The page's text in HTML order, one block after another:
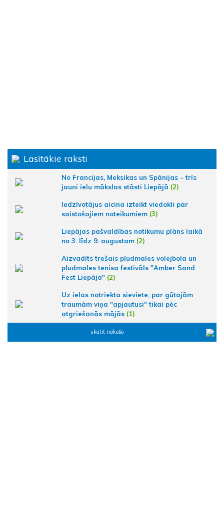
Lasītākie raksti
No Francijas, Meksikas un Spānijas – trīs
jauni ielu mākslas stāsti Liepājā (2)
Iedzīvotājus aicina izteikt viedokli par
saistošajiem noteikumiem (3)
Liepājas pašvaldības notikumu plāns laikā
no 3. līdz 9. augustam (2)
Aizvadīts trešais pludmales volejbola un
pludmales tenisa festivāls "Amber Sand
Fest Liepāja" (2)
Uz ielas notriekta sieviete; par gūtajām
traumām viņa "apjautusi" tikai pēc
atgriešanās mājās (1)
skatīt nākošo